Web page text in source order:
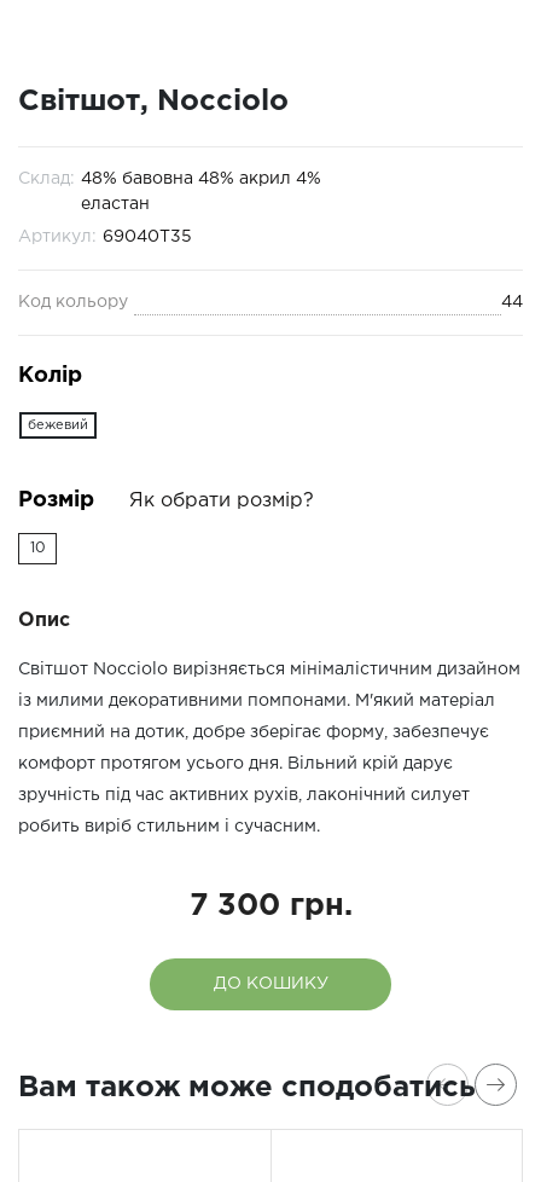
Світшот, Nocciolo
Склад: 48% бавовна 48% акрил 4%
еластан
Артикул: 69040T35
Код кольору 44
Колір
бежевий
Розмір Як обрати розмір?
10
Опис
Світшот Nocciolo вирізняється мінімалістичним дизайном
із милими декоративними помпонами. М'який матеріал
приємний на дотик, добре зберігає форму, забезпечує
комфорт протягом усього дня. Вільний крій дарує
зручність під час активних рухів, лаконічний силует
робить виріб стильним і сучасним.
7 300 грн.
ДО КОШИКУ
Вам також може сподобатись